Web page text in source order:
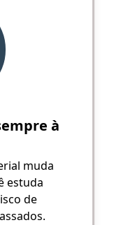
à
muda
estuda
de